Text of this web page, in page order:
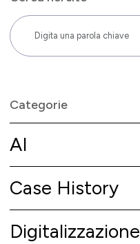
Categorie
AI
Case History
Digitalizzazione